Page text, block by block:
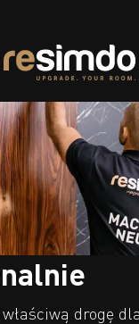
drogę